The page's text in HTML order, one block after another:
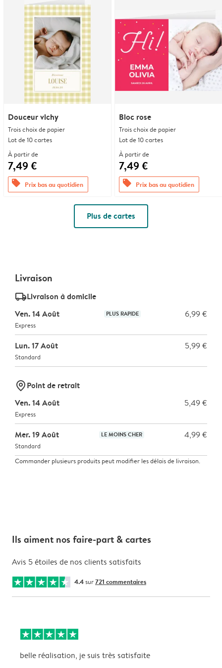
Douceur vichy
Trois choix de papier
Lot de 10 cartes
À partir de
7,49 €
offers Prix bas au quotidien
Bloc rose
Trois choix de papier
Lot de 10 cartes
À partir de
7,49 €
offers Prix bas au quotidien
Plus de cartes
Livraison
delivery_standard_v2Livraison à domicile
Ven. 14 Août
PLUS RAPIDE 6,99 €
Express
Lun. 17 Août 5,99 €
Standard
marker-pinPoint de retrait
Ven. 14 Août
5,49 €
Express
Mer. 19 Août LE MOINS CHER 4,99 €
Standard
Commander plusieurs produits peut modifier les délais de livraison.
Ils aiment nos faire-part & cartes
Avis 5 étoiles de nos clients satisfaits
4.4sur721 commentaires
belle réalisation, je suis très satisfaite